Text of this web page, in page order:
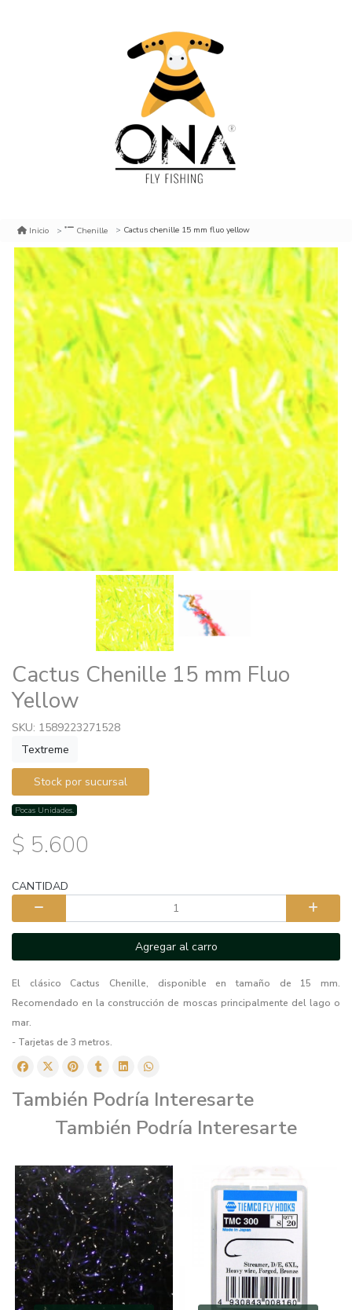
Inicio Chenille Cactus chenille 15 mm fluo yellow
Cactus Chenille 15 mm Fluo
Yellow
SKU: 1589223271528
Textreme
Stock por sucursal
Pocas Unidades.
$ 5.600
CANTIDAD
Agregar al carro
El clásico Cactus Chenille, disponible en tamaño de 15 mm.
Recomendado en la construcción de moscas principalmente del lago o
mar.
- Tarjetas de 3 metros.
También Podría Interesarte
También Podría Interesarte